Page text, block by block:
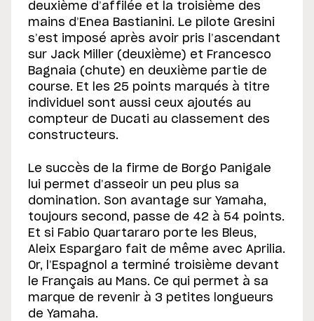
deuxième d’affilée et la troisième des
mains d’Enea Bastianini. Le pilote Gresini
s’est imposé après avoir pris l’ascendant
sur Jack Miller (deuxième) et Francesco
Bagnaia (chute) en deuxième partie de
course. Et les 25 points marqués à titre
individuel sont aussi ceux ajoutés au
compteur de Ducati au classement des
constructeurs.
Le succès de la firme de Borgo Panigale
lui permet d’asseoir un peu plus sa
domination. Son avantage sur Yamaha,
toujours second, passe de 42 à 54 points.
Et si Fabio Quartararo porte les Bleus,
Aleix Espargaro fait de même avec Aprilia.
Or, l’Espagnol a terminé troisième devant
le Français au Mans. Ce qui permet à sa
marque de revenir à 3 petites longueurs
de Yamaha.